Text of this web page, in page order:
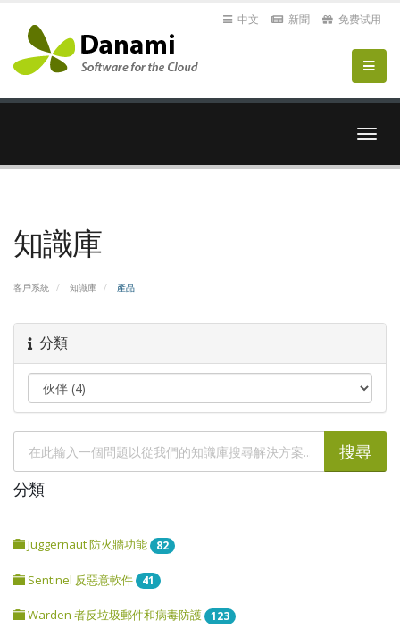
中文 新聞 免费试用
切
導
知識庫
客戶系統 知識庫 產品
分類
分類
Juggernaut 防火牆功能 82
Sentinel 反惡意軟件 41
Warden 者反垃圾郵件和病毒防護 123